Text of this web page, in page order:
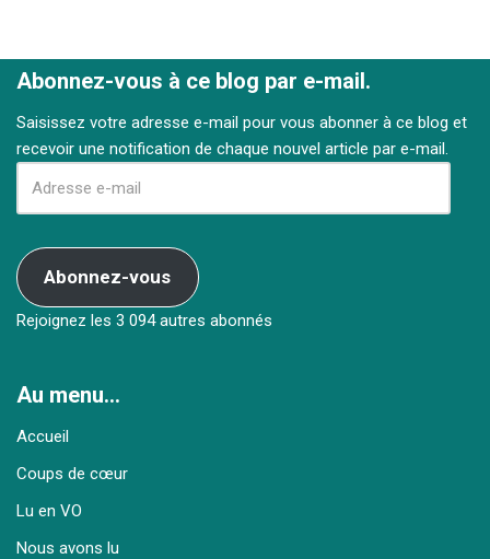
Abonnez-vous à ce blog par e-mail.
Saisissez votre adresse e-mail pour vous abonner à ce blog et
recevoir une notification de chaque nouvel article par e-mail.
Abonnez-vous
Rejoignez les 3 094 autres abonnés
Au menu…
Accueil
Coups de cœur
Lu en VO
Nous avons lu